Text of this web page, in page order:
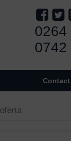
0264
0742
Contact